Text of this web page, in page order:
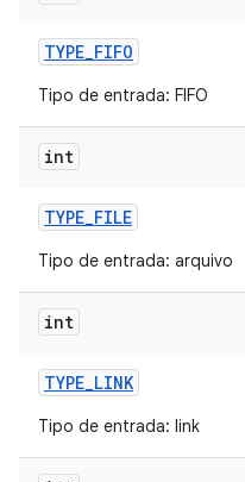
TYPE_FIFO
Tipo de entrada: FIFO
int
TYPE_FILE
Tipo de entrada: arquivo
int
TYPE_LINK
Tipo de entrada: link